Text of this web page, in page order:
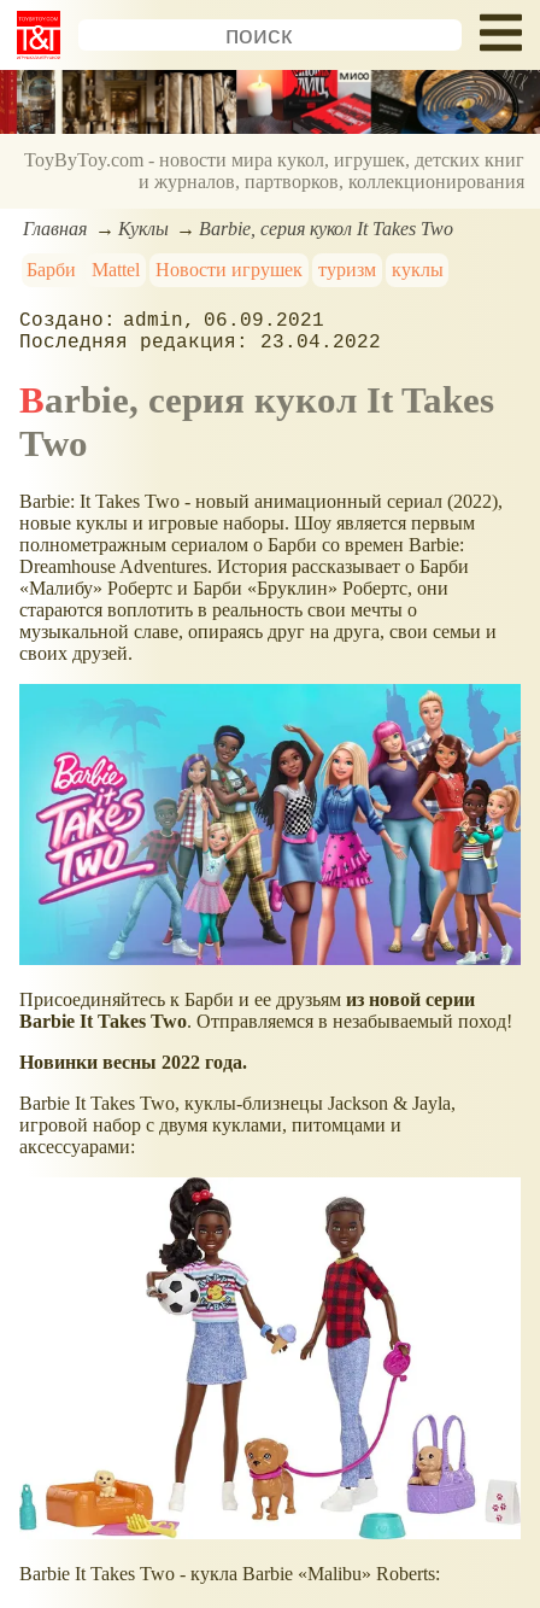
ToyByToy.com - новости мира кукол, игрушек, детских книг
и журналов, партворков, коллекционирования
Главная Куклы
Barbie, серия кукол It Takes Two
Барби
Mattel Новости игрушек туризм куклы
admin
06.09.2021
23.04.2022
Barbie, серия кукол It Takes
Two
Barbie: It Takes Two - новый анимационный сериал (2022),
новые куклы и игровые наборы. Шоу является первым
полнометражным сериалом о Барби со времен Barbie:
Dreamhouse Adventures. История рассказывает о Барби
Малибу
Робертс и Барби Бруклин
Робертс, они
стараются воплотить в реальность свои мечты о
музыкальной славе, опираясь друг на друга, свои семьи и
своих друзей.
Присоединяйтесь к Барби и ее друзьям из новой серии
Barbie It Takes Two. Отправляемся в незабываемый поход!
Новинки весны 2022 года.
Barbie It Takes Two, куклы-близнецы Jackson & Jayla,
игровой набор с двумя куклами, питомцами и
аксессуарами:
Barbie It Takes Two - кукла Barbie Malibu Roberts: